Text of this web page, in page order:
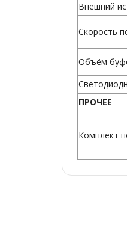
Внешний
Скорость
Объём
ПРОЧЕЕ
Комплект